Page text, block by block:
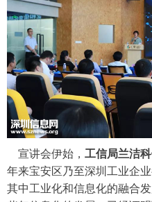
宣讲会伊始， 工信局兰洁
年来宝安区乃至深圳工业企
其中工业化和信息化的融合